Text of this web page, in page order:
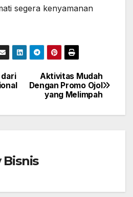
segera kenyamanan
Aktivitas Mudah
Dengan Promo Ojol
yang Melimpah
dari
Bisnis